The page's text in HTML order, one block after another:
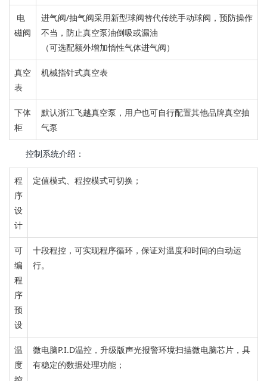
电
磁阀
进气阀/抽气阀采用新型球阀替代传统手动球阀， 预防操作
不当，防止真空泵油倒吸或漏油
（可选配额外增加惰性气体进气阀）
真空
表
机械指针式真空表
下体
柜
默认浙江飞越真空泵，用户也可自行配置其他品牌真空抽
气泵
控制系统介绍：
程
序
设
计
定值模式、程控模式可切换 ；
可
编
程
序
预
设
十段程控， 可实现程序循环，保证对温度和时间的自动运
行。
温
度
微电脑P.I.D温控， 升级版声光报警环境扫描微电脑芯片， 具
有稳定的数据处理功能；